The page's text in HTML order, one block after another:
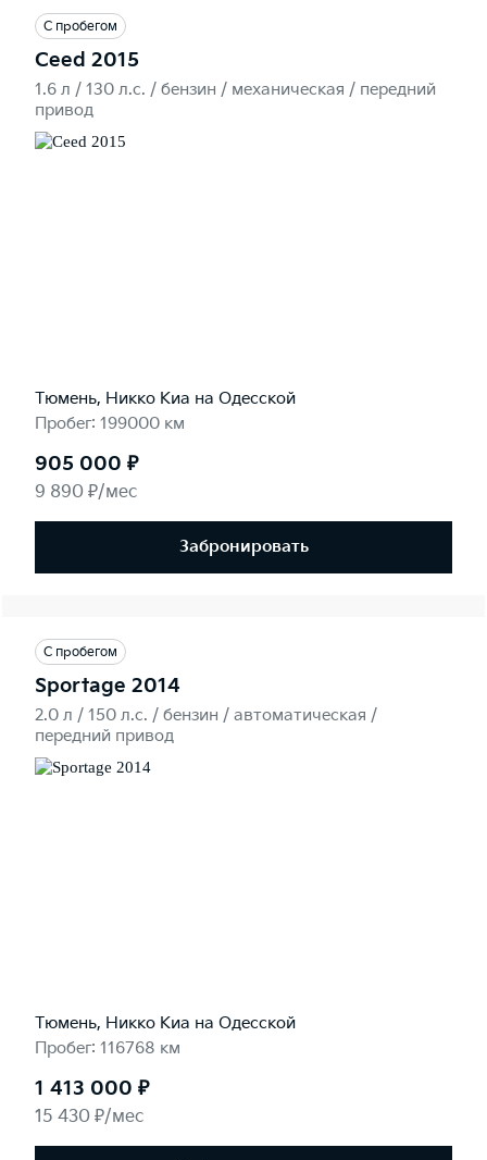
С пробегом
Ceed 2015
1.6 л / 130 л.c. / бензин / механическая / передний
привод
Тюмень, Никко Kиа на Одесской
Пробег: 199000 км
905 000 ₽
9 890 ₽/мес
Забронировать
С пробегом
Sportage 2014
2.0 л / 150 л.c. / бензин / автоматическая /
передний привод
Тюмень, Никко Kиа на Одесской
Пробег: 116768 км
1 413 000 ₽
15 430 ₽/мес